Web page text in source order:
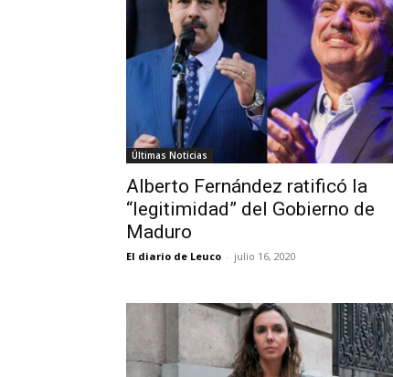
Últimas Noticias
Alberto Fernández ratificó la
“legitimidad” del Gobierno de
Maduro
El diario de Leuco - julio 16, 2020